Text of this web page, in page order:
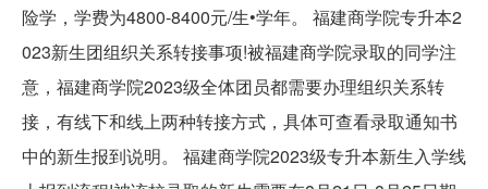
险学，学费为4800-8400元/生•学年。 福建商学院专升本2
023新生团组织关系转接事项!被福建商学院录取的同学注
意，福建商学院2023级全体团员都需要办理组织关系转
接，有线下和线上两种转接方式，具体可查看录取通知书
中的新生报到说明。 福建商学院2023级专升本新生入学线